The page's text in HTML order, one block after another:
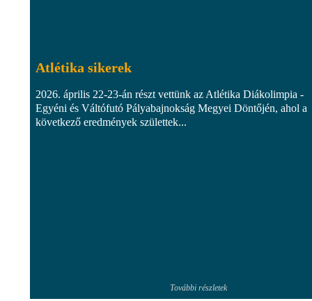
Atlétika sikerek
2026. április 22-23-án részt vettünk az Atlétika Diákolimpia -
Egyéni és Váltófutó Pályabajnokság Megyei Döntőjén, ahol a
következő eredmények születtek...
További részletek